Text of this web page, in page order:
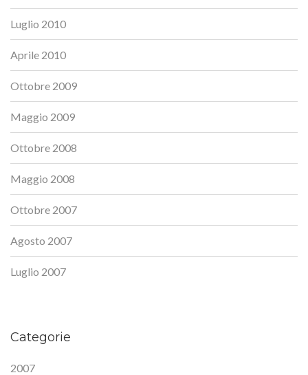
Luglio 2010
Aprile 2010
Ottobre 2009
Maggio 2009
Ottobre 2008
Maggio 2008
Ottobre 2007
Agosto 2007
Luglio 2007
Categorie
2007